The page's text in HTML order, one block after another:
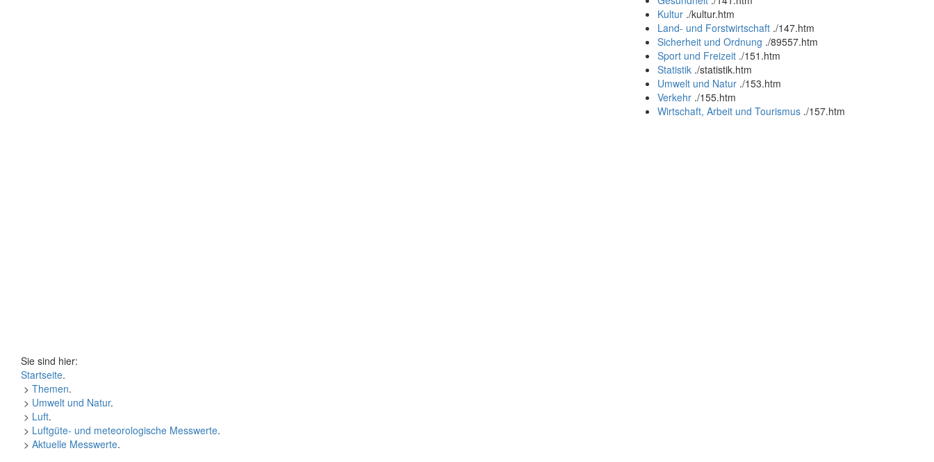
Kultur ./kultur.htm
Land- und Forstwirtschaft ./147.htm
Sicherheit und Ordnung ./89557.htm
Sport und Freizeit ./151.htm
Statistik ./statistik.htm
Umwelt und Natur ./153.htm
Verkehr ./155.htm
Wirtschaft, Arbeit und Tourismus ./157.htm
Sie sind hier:
Startseite.
> Themen.
> Umwelt und Natur.
> Luft.
> Luftgüte- und meteorologische Messwerte.
> Aktuelle Messwerte.